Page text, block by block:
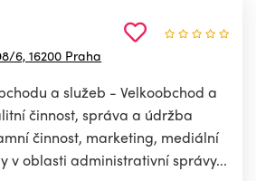
6, 16200 Praha
a služeb - Velkoobchod a
činnost, správa a údržba
činnost, marketing, mediální
v oblasti administrativní správy...